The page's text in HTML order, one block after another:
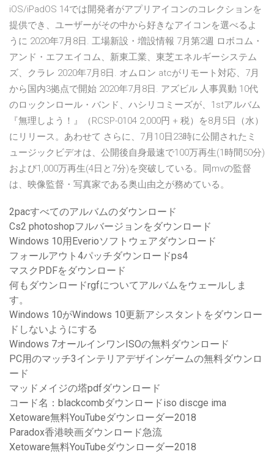
iOS/iPadOS 14では開発者がアプリアイコンのコレクションを
提供でき、ユーザーがその中から好きなアイコンを選べるよ
うに 2020年7月8日. 工場新設・増設情報 7月第2週 ロボコム・
アンド・エフエイコム、新東工業、東芝エネルギーシステム
ズ、クラレ 2020年7月8日. オムロン atcがリモート対応、7月
から国内3拠点で開始 2020年7月8日. アズビル 人事異動 10代
のロックンロール・バンド、ハシリコミーズが、1stアルバム
『無理しよう！』（RCSP-0104 2,000円 + 税）を8月5日（水）
にリリース。あわせて さらに、7月10日23時に公開されたミ
ュージックビデオは、公開後自身最速で100万再生(1時間50分)
および1,000万再生(4日と7分)を突破している。同mvの監督
は、映像監督・写真家である奥山由之が務めている。
2pacすべてのアルバムのダウンロード
Cs2 photoshopフルバージョンをダウンロード
Windows 10用Everioソフトウェアダウンロード
フォールアウト4パッチダウンロードps4
マスクPDFをダウンロード
何もダウンロードrgfについてアルバムをウェールしま
す。
Windows 10がWindows 10更新アシスタントをダウンロー
ドしないようにする
Windows 7オールインワンISOの無料ダウンロード
PC用のマッチ3インテリアデザインゲームの無料ダウンロ
ード
マッドメイジの塔pdfダウンロード
コード名：blackcombダウンロードiso discge ima
Xetoware無料YouTubeダウンローダー2018
Paradox香港映画ダウンロード急流
Xetoware無料YouTubeダウンローダー2018